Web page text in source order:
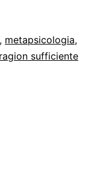
freudiani
, metapsicologia,
ragion sufficiente